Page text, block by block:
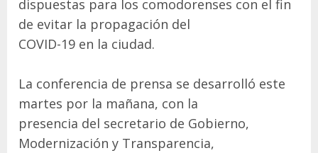
dispuestas para los comodorenses con el fin
de evitar la propagación del
COVID-19 en la ciudad.
La conferencia de prensa se desarrolló este
martes por la mañana, con la
presencia del secretario de Gobierno,
Modernización y Transparencia,